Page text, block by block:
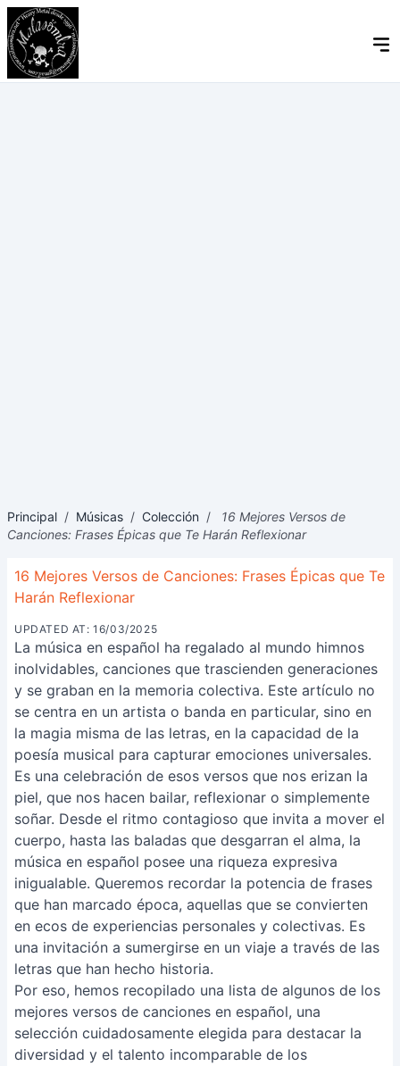
Principal / Músicas / Colección /
16 Mejores Versos de
Canciones: Frases Épicas que Te Harán Reflexionar
16 Mejores Versos de Canciones: Frases Épicas que Te
Harán Reflexionar
UPDATED AT: 16/03/2025
La música en español ha regalado al mundo himnos
inolvidables, canciones que trascienden generaciones
y se graban en la memoria colectiva. Este artículo no
se centra en un artista o banda en particular, sino en
la magia misma de las letras, en la capacidad de la
poesía musical para capturar emociones universales.
Es una celebración de esos versos que nos erizan la
piel, que nos hacen bailar, reflexionar o simplemente
soñar. Desde el ritmo contagioso que invita a mover el
cuerpo, hasta las baladas que desgarran el alma, la
música en español posee una riqueza expresiva
inigualable. Queremos recordar la potencia de frases
que han marcado época, aquellas que se convierten
en ecos de experiencias personales y colectivas. Es
una invitación a sumergirse en un viaje a través de las
letras que han hecho historia.
Por eso, hemos recopilado una lista de algunos de los
mejores versos de canciones en español, una
selección cuidadosamente elegida para destacar la
diversidad y el talento incomparable de los